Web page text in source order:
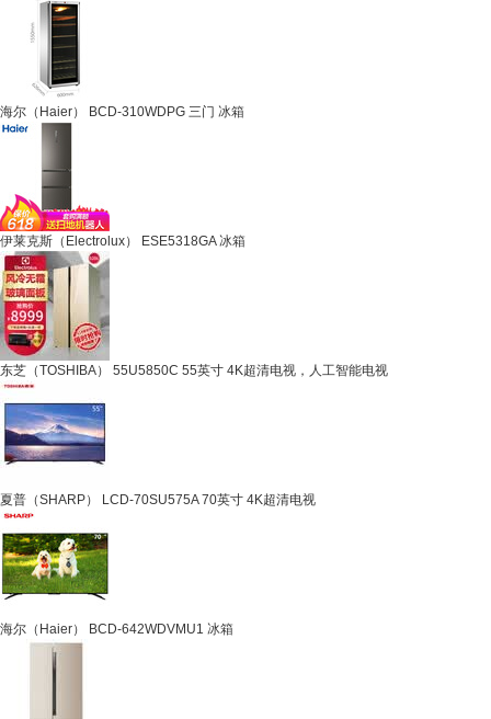
海尔（Haier） BCD-310WDPG 三门 冰箱
伊莱克斯（Electrolux） ESE5318GA 冰箱
东芝（TOSHIBA） 55U5850C 55英寸 4K超清电视，人工智能电视
夏普（SHARP） LCD-70SU575A 70英寸 4K超清电视
海尔（Haier） BCD-642WDVMU1 冰箱